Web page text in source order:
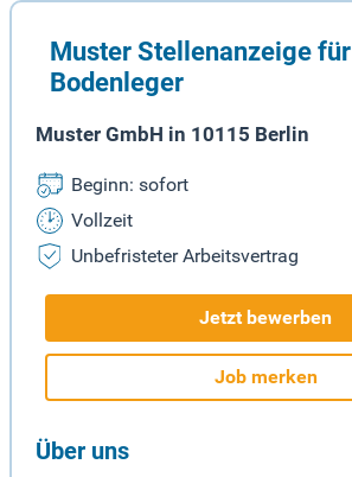
Muster Stellenanzeige für
Bodenleger
Muster GmbH in 10115 Berlin
Beginn: sofort
Vollzeit
Unbefristeter Arbeitsvertrag
Jetzt bewerben
Job merken
Über uns